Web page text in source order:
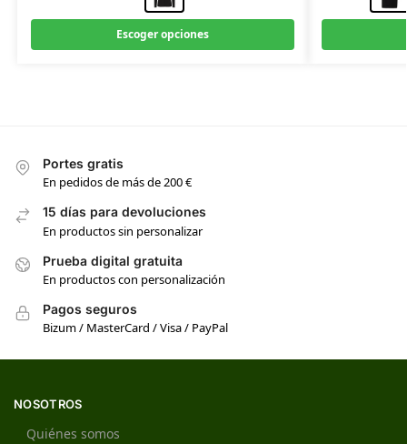
Escoger opciones
Portes gratis
En pedidos de más de 200 €
15 días para devoluciones
En productos sin personalizar
Prueba digital gratuita
En productos con personalización
Pagos seguros
Bizum / MasterCard / Visa / PayPal
NOSOTROS
Quiénes somos